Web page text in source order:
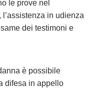
le prove nel
in udienza
dei testimoni e
è possibile
difesa in appello